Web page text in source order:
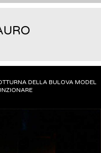
DELLA BULOVA MODEL